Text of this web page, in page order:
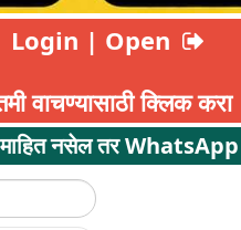
Login | Open
वाचण्यासाठी क्लिक करा
माहित नसेल तर WhatsApp